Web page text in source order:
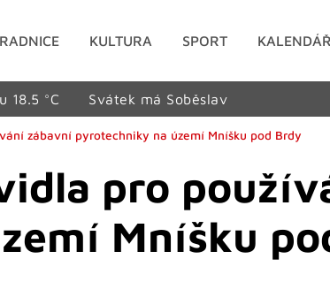
KULTURA SPORT
18.5 °C Svátek má Soběslav
zábavní pyrotechniky na území Mníšku pod Brdy
pro
Mníšku